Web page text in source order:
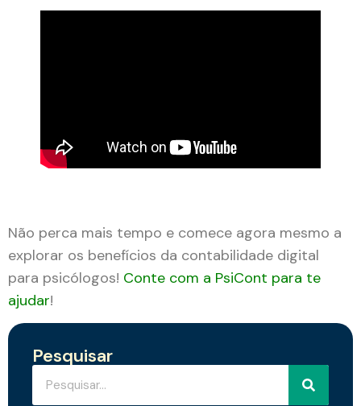
Não perca mais tempo e comece agora mesmo a
explorar os benefícios da contabilidade digital
para psicólogos! Conte com a PsiCont para te
ajudar!
Pesquisar